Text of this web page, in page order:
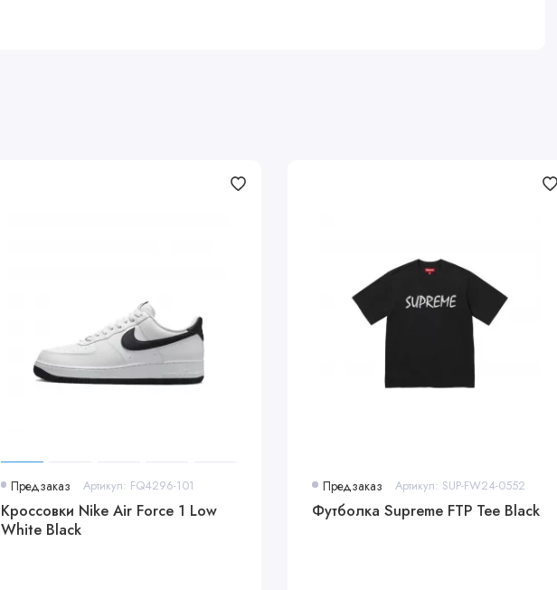
Предзаказ Артикул: FQ4296-101
Кроссовки Nike Air Force 1 Low
White Black
Предзаказ Артикул: SUP-FW24-0552
Футболка Supreme FTP Tee Black